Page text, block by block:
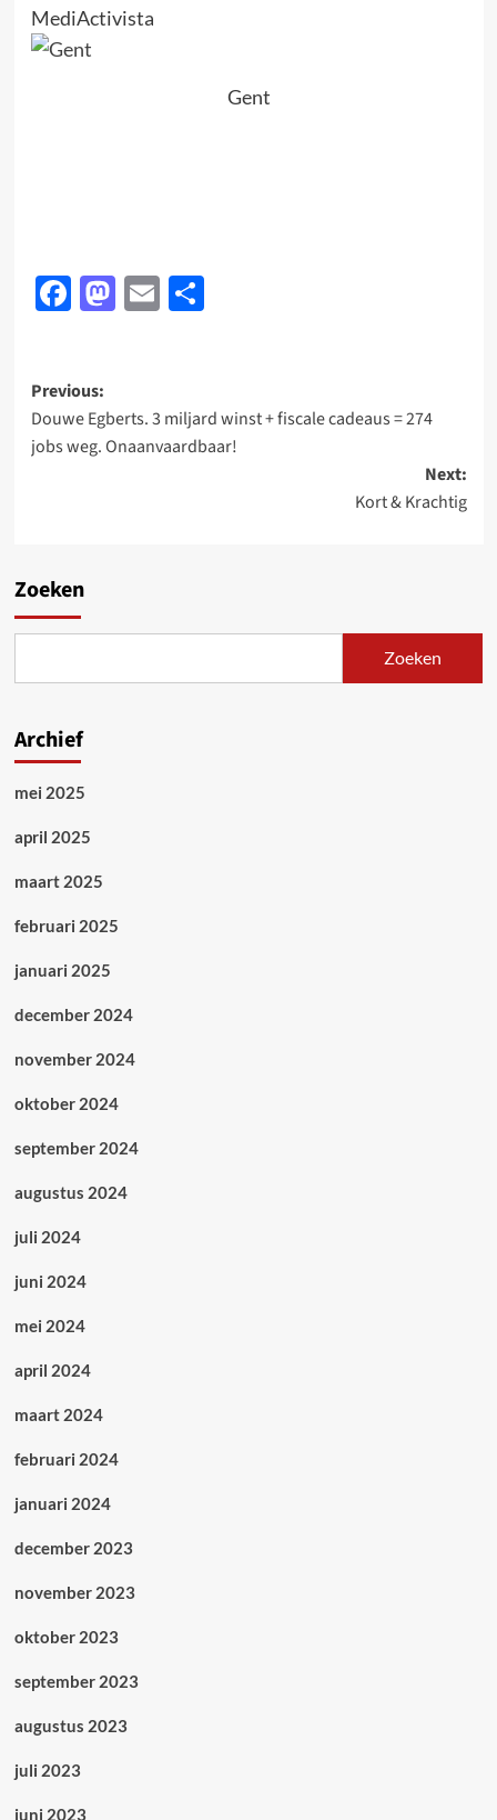
MediActivista
Gent
Facebook
Mastodon
EmailDelen
Post
navigation
Previous:
Douwe Egberts. 3 miljard winst + fiscale cadeaus = 274
jobs weg. Onaanvaardbaar!
Next:
Kort & Krachtig
Zoeken
Zoeken
Archief
mei 2025
april 2025
maart 2025
februari 2025
januari 2025
december 2024
november 2024
oktober 2024
september 2024
augustus 2024
juli 2024
juni 2024
mei 2024
april 2024
maart 2024
februari 2024
januari 2024
december 2023
november 2023
oktober 2023
september 2023
augustus 2023
juli 2023
juni 2023